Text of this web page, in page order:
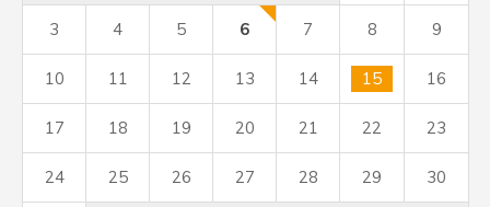
3 4 5 6 7 8 9
10 11 12 13 14 15 16
17 18 19 20 21 22 23
24 25 26 27 28 29 30